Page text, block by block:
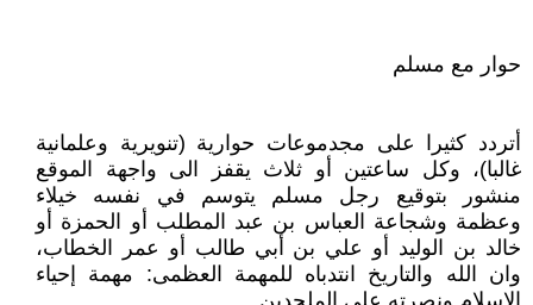
حوار مع مسلم
أتردد كثيرا على مجدموعات حوارية (تنويرية وعلمانية
غالبا)، وكل ساعتين أو ثلاث يقفز الى واجهة الموقع
منشور بتوقيع رجل مسلم يتوسم في نفسه خيلاء
وعظمة وشجاعة العباس بن عبد المطلب أو الحمزة أو
خالد بن الوليد أو علي بن أبي طالب أو عمر الخطاب،
وان الله والتاريخ انتدباه للمهمة العظمى: مهمة إحياء